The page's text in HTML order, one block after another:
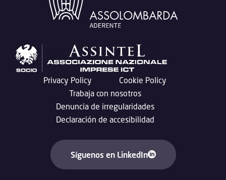
Privacy Policy
Cookie Policy
Trabaja con nosotros
Denuncia de irregularidades
Declaración de accesibilidad
Síguenos en LinkedIn